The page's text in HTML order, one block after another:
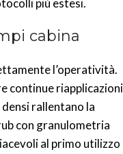
più estesi.
cabina
l’operatività.
continue riapplicazioni
rallentano la
con granulometria
al primo utilizzo